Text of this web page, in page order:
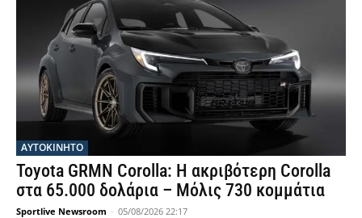
ΑΥΤΟΚΙΝΗΤΟ
Toyota GRMN Corolla: Η ακριβότερη Corolla
στα 65.000 δολάρια – Μόλις 730 κομμάτια
Sportlive Newsroom - 05/08/2026 22:17